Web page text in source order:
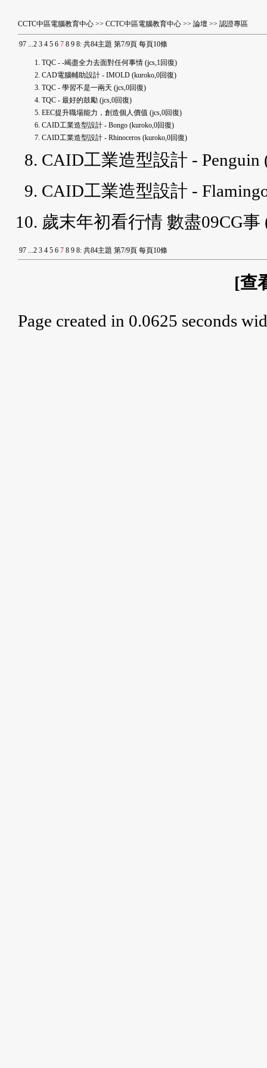
CCTC中區電腦教育中心 >> CCTC中區電腦教育中心 >> 論壇 >> 認證專區
97 ...2 3 4 5 6 7 8 9 8: 共84主題 第7/9頁 每頁10條
TQC - -竭盡全力去面對任何事情 (jcs,1回復)
CAD電腦輔助設計 - IMOLD (kuroko,0回復)
TQC - 學習不是一兩天 (jcs,0回復)
TQC - 最好的鼓勵 (jcs,0回復)
EEC提升職場能力，創造個人價值 (jcs,0回復)
CAID工業造型設計 - Bongo (kuroko,0回復)
CAID工業造型設計 - Rhinoceros (kuroko,0回復)
CAID工業造型設計 - Penguin
CAID工業造型設計 -
歲末年初看行情 數盡09CG事
97 ...2 3 4 5 6 7 8 9 8: 共84主題 第7/9頁 每頁10條
[查
Page created in 0.0625 seconds